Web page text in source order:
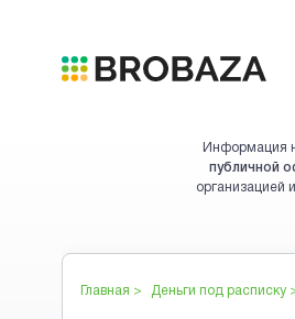
Информация
публичной
организацией
Главная > Деньги под расписку